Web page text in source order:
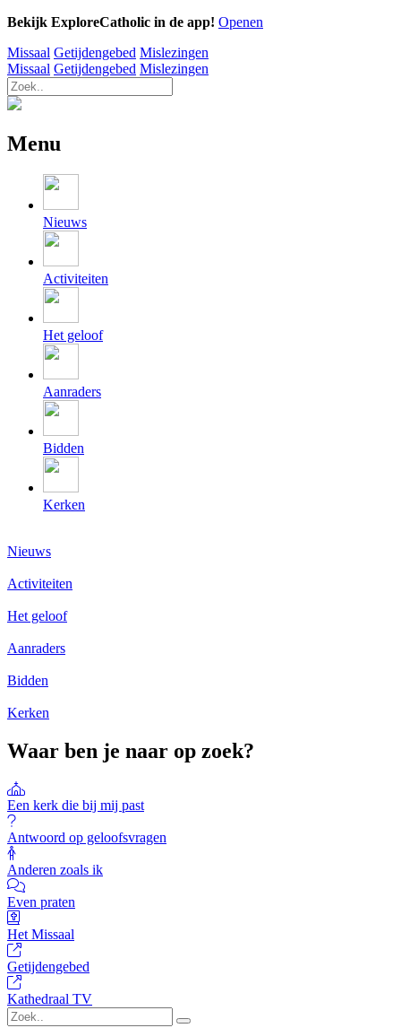
Bekijk ExploreCatholic in de app! Openen
Missaal Getijdengebed Mislezingen
Missaal Getijdengebed Mislezingen
Menu
Nieuws
Activiteiten
Het geloof
Aanraders
Bidden
Kerken
Nieuws
Activiteiten
Het geloof
Aanraders
Bidden
Kerken
Waar ben je naar op zoek?
Een kerk die bij mij past
Antwoord op geloofsvragen
Anderen zoals ik
Even praten
Het Missaal
Getijdengebed
Kathedraal TV